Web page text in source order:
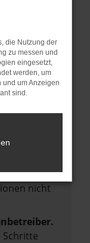
privaten
und dein
Stand
ein
auch dazu
nicht
Schritte
die Nutzung der
zu messen und
eingesetzt,
werden, um
um Anzeigen
sind.